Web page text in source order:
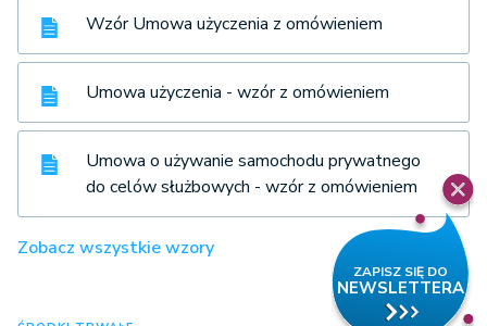
Wzór Umowa użyczenia z omówieniem
Umowa użyczenia - wzór z omówieniem
Umowa o używanie samochodu prywatnego
do celów służbowych - wzór z omówieniem
Zobacz wszystkie wzory